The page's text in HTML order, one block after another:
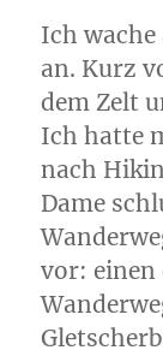
Ich
an. Kurz
dem Zelt
Ich hatte
nach
Dame
vor: einen